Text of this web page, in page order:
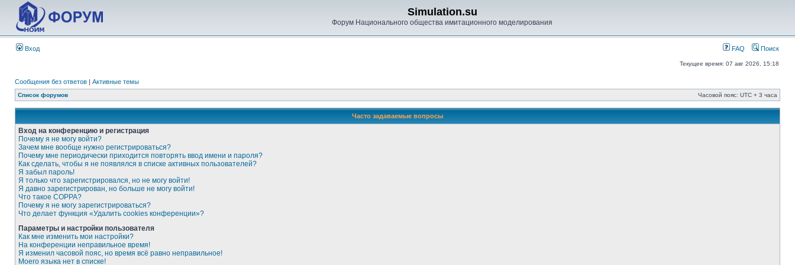
Simulation.su
Форум Национального общества имитационного моделирования
Вход FAQ Поиск
Текущее время: 07 авг 2026, 15:18
Сообщения без ответов | Активные темы
Список форумов Часовой пояс: UTC + 3 часа
Часто задаваемые вопросы
Вход на конференцию и регистрация
Почему я не могу войти?
Зачем мне вообще нужно регистрироваться?
Почему мне периодически приходится повторять ввод имени и пароля?
Как сделать, чтобы я не появлялся в списке активных пользователей?
Я забыл пароль!
Я только что зарегистрировался, но не могу войти!
Я давно зарегистрирован, но больше не могу войти!
Что такое COPPA?
Почему я не могу зарегистрироваться?
Что делает функция «Удалить cookies конференции»?
Параметры и настройки пользователя
Как мне изменить мои настройки?
На конференции неправильное время!
Я изменил часовой пояс, но время всё равно неправильное!
Моего языка нет в списке!